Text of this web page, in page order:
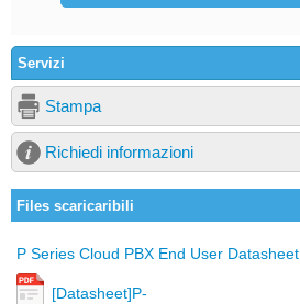
Servizi
Stampa
Richiedi informazioni
Files scaricaribili
P Series Cloud PBX End User Datasheet
[Datasheet]P-